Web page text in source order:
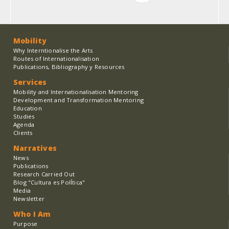
page
Mobility
Why Interntionalise the Arts
Routes of Internationalisation
Publications, Bibliography y Resources
Services
Mobility and Internationalisation Mentoring
Development and Transformation Mentoring
Education
Studies
Agenda
Clients
Narratives
News
Publications
Research Carried Out
Blog "Cultura es PolÍtica"
Media
Newsletter
Who I Am
Purpose